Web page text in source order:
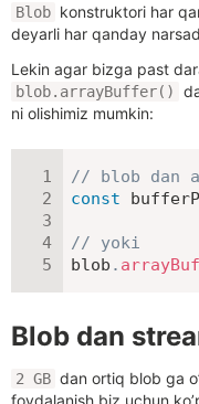
Blob konstruktori har
deyarli har qanday
Lekin agar bizga past
blob.arrayBuffer()
ni olishimiz mumkin:
// blob dan
const
// yoki
blob .
Blob dan
2 GB dan ortiq blob ga
foydalanish biz uchun